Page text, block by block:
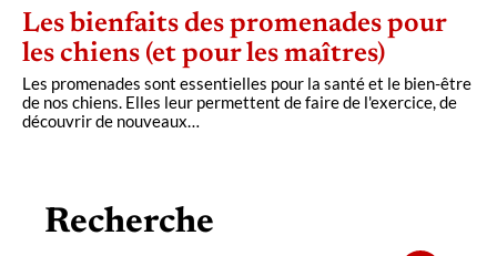
Les bienfaits des promenades pour
les chiens (et pour les maîtres)
Les promenades sont essentielles pour la santé et le bien-être
de nos chiens. Elles leur permettent de faire de l'exercice, de
découvrir de nouveaux…
Recherche